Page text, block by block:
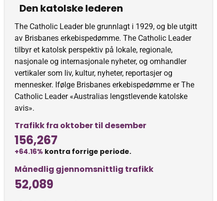
Den katolske lederen
The Catholic Leader ble grunnlagt i 1929, og ble utgitt
av Brisbanes erkebispedømme. The Catholic Leader
tilbyr et katolsk perspektiv på lokale, regionale,
nasjonale og internasjonale nyheter, og omhandler
vertikaler som liv, kultur, nyheter, reportasjer og
mennesker. Ifølge Brisbanes erkebispedømme er The
Catholic Leader «Australias lengstlevende katolske
avis».
Trafikk fra oktober til desember
156,267
+64.16% kontra forrige periode.
Månedlig gjennomsnittlig trafikk
52,089